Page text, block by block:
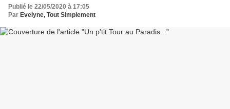
Publié le 22/05/2020 à 17:05
Par Evelyne, Tout Simplement